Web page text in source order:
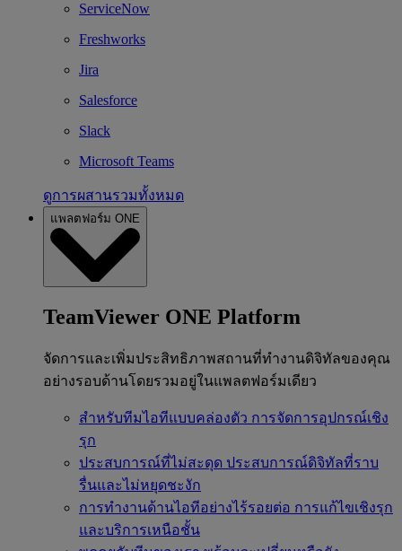
ServiceNow
Freshworks
Jira
Salesforce
Slack
Microsoft Teams
ดูการผสานรวมทั้งหมด
แพลตฟอร์ม ONE
TeamViewer ONE Platform
จัดการและเพิ่มประสิทธิภาพสถานที่ทำงานดิจิทัลของคุณ
อย่างรอบด้านโดยรวมอยู่ในแพลตฟอร์มเดียว
สำหรับทีมไอทีแบบคล่องตัว การจัดการอุปกรณ์เชิง
รุก
ประสบการณ์ที่ไม่สะดุด ประสบการณ์ดิจิทัลที่ราบ
รื่นและไม่หยุดชะงัก
การทำงานด้านไอทีอย่างไร้รอยต่อ การแก้ไขเชิงรุก
และบริการเหนือชั้น